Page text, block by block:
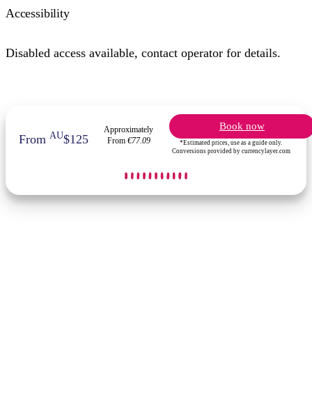
Accessibility
Disabled access available, contact operator for details.
From AU$125
Approximately
From €77.09
Book now
*Estimated prices, use as a guide only.
Conversions provided by currencylayer.com